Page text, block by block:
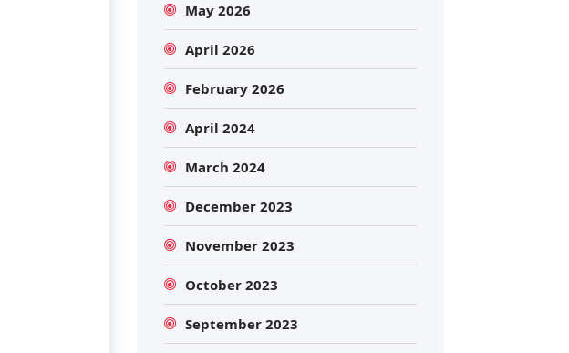
May 2026
April 2026
February 2026
April 2024
March 2024
December 2023
November 2023
October 2023
September 2023